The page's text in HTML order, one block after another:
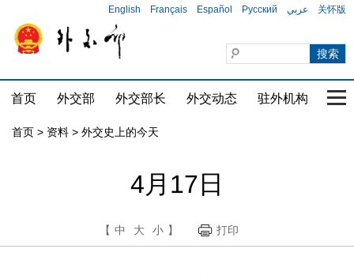
English Français Español Русский عربي 关怀版
首页 外交部 外交部长 外交动态 驻外机构 国
首页 > 资料 > 外交史上的今天
4月17日
【 中 大 小 】 打印